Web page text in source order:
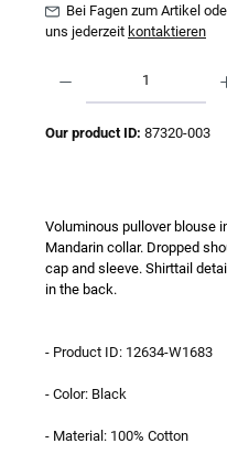
Bei Fagen zum Artikel
uns jederzeit kontaktieren
Our product ID: 87320-003
Voluminous pullover blouse
Mandarin collar. Dropped
cap and sleeve. Shirttail
in the back.
- Product ID: 12634-W1683
- Color: Black
- Material: 100% Cotton